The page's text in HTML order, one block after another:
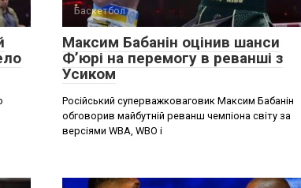
Баскетбол
Максим Бабанін оцінив шанси
Ф’юрі на перемогу в реванші з
Усиком
Російський суперважковаговик Максим Бабанін
обговорив майбутній реванш чемпіона світу за
версіями WBA, WBO і